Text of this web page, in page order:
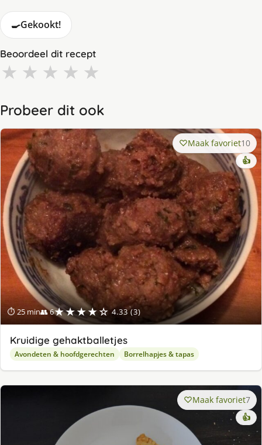
🍳Gekookt!
Beoordeel dit recept
★ ★ ★ ★ ★
Probeer dit ook
⏱ 25 min👥 6★★★★☆ 4.33 (3)
Maak favoriet10
👍
Kruidige gehaktballetjes
Avondeten & hoofdgerechten Borrelhapjes & tapas
Maak favoriet7
👍